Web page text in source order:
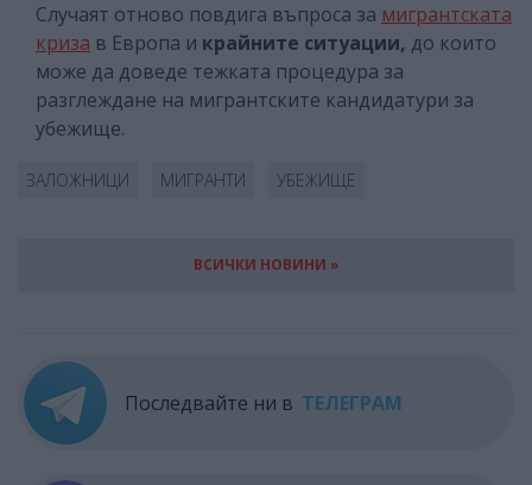
Случаят отново повдига въпроса за мигрантската
криза в Европа и крайните ситуации, до които
може да доведе тежката процедура за
разглеждане на мигрантските кандидатури за
убежище.
ЗАЛОЖНИЦИ МИГРАНТИ УБЕЖИЩЕ
ВСИЧКИ НОВИНИ »
Последвайте ни в ТЕЛЕГРАМ